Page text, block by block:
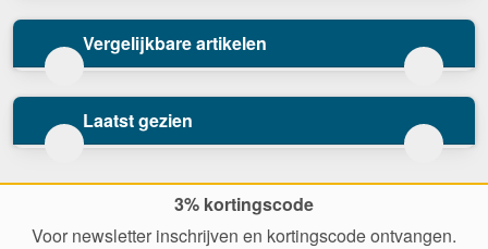
Vergelijkbare artikelen
Laatst gezien
3% kortingscode
Voor newsletter inschrijven en kortingscode ontvangen.